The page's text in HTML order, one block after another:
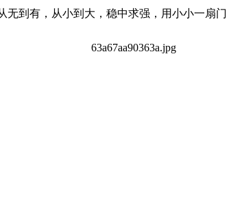
无到有，从小到大，稳中求强，用小小一扇门